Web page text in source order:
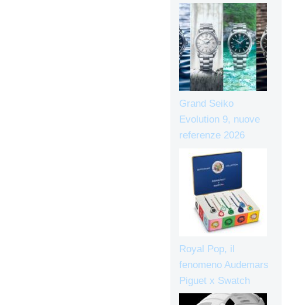
Grand Seiko
Evolution 9, nuove
referenze 2026
Royal Pop, il
fenomeno Audemars
Piguet x Swatch